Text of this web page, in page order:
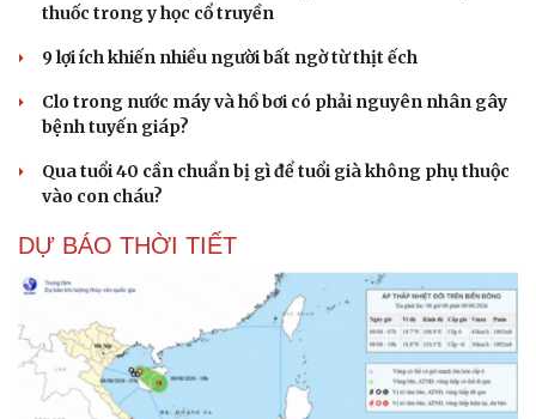
thuốc trong y học cổ truyền
9 lợi ích khiến nhiều người bất ngờ từ thịt ếch
Clo trong nước máy và hồ bơi có phải nguyên nhân gây
bệnh tuyến giáp?
Qua tuổi 40 cần chuẩn bị gì để tuổi già không phụ thuộc
vào con cháu?
DỰ BÁO THỜI TIẾT